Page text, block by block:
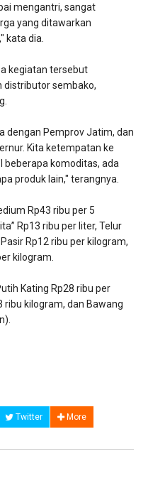
mengantri, sangat
yang ditawarkan
kata dia.
kegiatan tersebut
distributor sembako,
dengan Pemprov Jatim, dan
Kita ketempatan ke
beberapa komoditas, ada
produk lain," terangnya.
Rp43 ribu per 5
Rp13 ribu per liter, Telur
Rp12 ribu per kilogram,
kilogram.
Kating Rp28 ribu per
ribu kilogram, dan Bawang
Twitter More